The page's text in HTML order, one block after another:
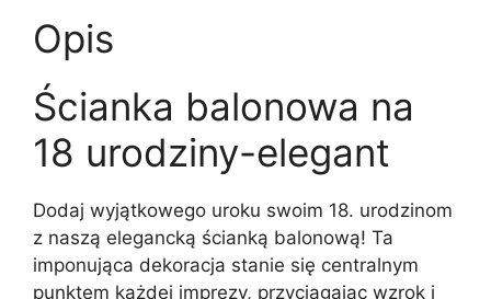
Opis
Ścianka balonowa na
18 urodziny-elegant
Dodaj wyjątkowego uroku swoim 18. urodzinom
z naszą elegancką ścianką balonową! Ta
imponująca dekoracja stanie się centralnym
punktem każdej imprezy, przyciągając wzrok i